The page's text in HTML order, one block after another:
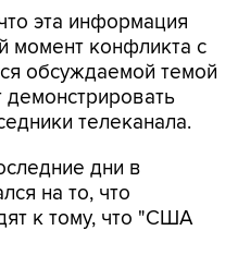
обсуждаемой темой
демонстрировать
телеканала.
дни в
к тому, что "США
в